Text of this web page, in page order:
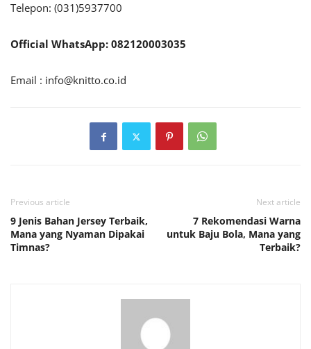
Telepon: (031)5937700
Official WhatsApp: 082120003035
Email : info@knitto.co.id
Previous article
9 Jenis Bahan Jersey Terbaik,
Mana yang Nyaman Dipakai
Timnas?
Next article
7 Rekomendasi Warna
untuk Baju Bola, Mana yang
Terbaik?